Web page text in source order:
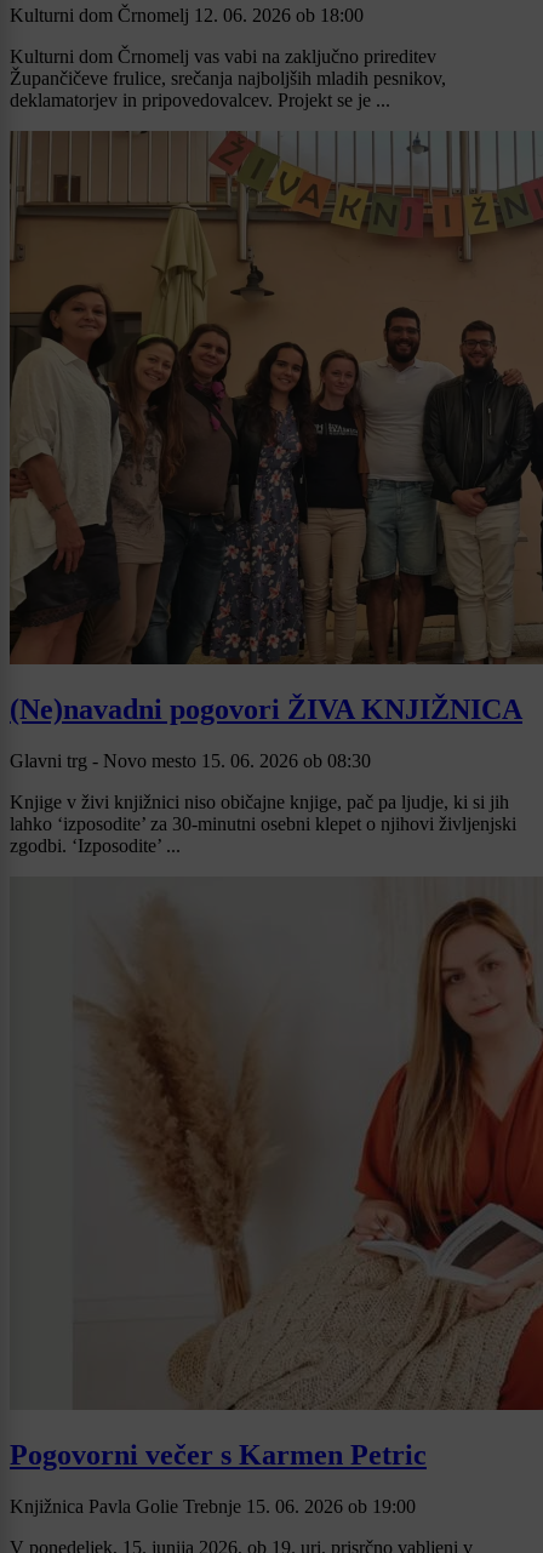
Kulturni dom Črnomelj 12. 06. 2026 ob 18:00
Kulturni dom Črnomelj vas vabi na zaključno prireditev
Župančičeve frulice, srečanja najboljših mladih pesnikov,
deklamatorjev in pripovedovalcev. Projekt se je ...
(Ne)navadni pogovori ŽIVA KNJIŽNICA
Glavni trg - Novo mesto 15. 06. 2026 ob 08:30
Knjige v živi knjižnici niso običajne knjige, pač pa ljudje, ki si jih
lahko ‘izposodite’ za 30-minutni osebni klepet o njihovi življenjski
zgodbi. ‘Izposodite’ ...
Pogovorni večer s Karmen Petric
Knjižnica Pavla Golie Trebnje 15. 06. 2026 ob 19:00
V ponedeljek, 15. junija 2026, ob 19. uri, prisrčno vabljeni v